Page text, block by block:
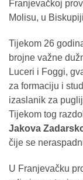
Franjevačkoj
Molisu, u
Tijekom 26
brojne važne
Luceri i Foggi,
za formaciju i
izaslanik za
Tijekom tog
Jakova
čije se
U Franjevačku